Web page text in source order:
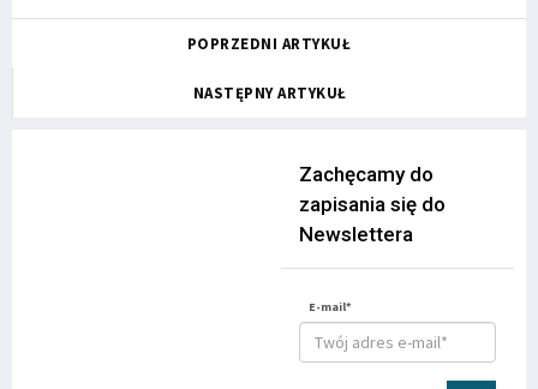
POPRZEDNI ARTYKUŁ
NASTĘPNY ARTYKUŁ
Zachęcamy do
zapisania się do
Newslettera
E-mail*